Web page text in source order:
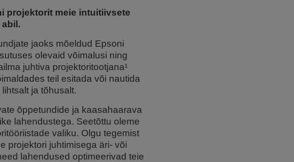
projektorit meie intuitiivsete
jaoks mõeldud Epsoni
olevaid võimalusi ning
juhtiva projektoritootjana¹
teil esitada või nautida
ja tõhusalt.
õppetundide ja kaasahaarava
lahendustega. Seetõttu oleme
valiku. Olgu tegemist
projektori juhtimisega äri- või
lahendused optimeerivad teie